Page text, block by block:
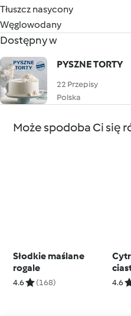
Tłuszcz nasycony
Węglowodany
Dostępny w
PYSZNE TORTY
22 Przepisy
Polska
Może spodoba Ci się
Słodkie maślane
rogale
4.6 (168) 4.6